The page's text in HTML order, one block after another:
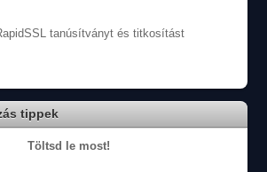
tanúsítványt és titkosítást
tippek
Töltsd le most!